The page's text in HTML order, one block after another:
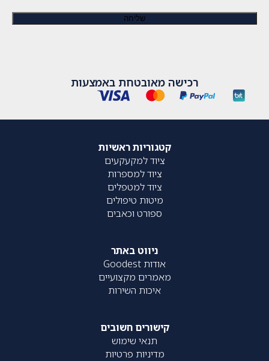
רכישה מאובטחת באמצעות
קטגוריות ראשיות
ציוד למקעקעים
ציוד למספרות
ציוד למטפלים
מיטות טיפולים
ספורט וכאבים
ניווט באתר
אודות Goodest
מאמרים מקצועיים
איכות השירות
קישורים חשובים
תנאי שימוש
מדיניות פרטיות